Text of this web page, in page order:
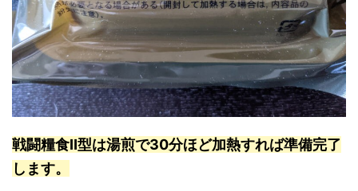
戦闘糧食Ⅱ型は湯煎で30分ほど加熱すれば準備完了
します。